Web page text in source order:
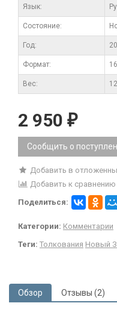
Язык:
Состояние:
Год:
Формат:
Вес:
2 950 ₽
Сообщить о
Добавить в
Добавить к
Поделиться:
Категории: Комментарии
Теги: Толкования Новый
Обзор Отзывы (2)